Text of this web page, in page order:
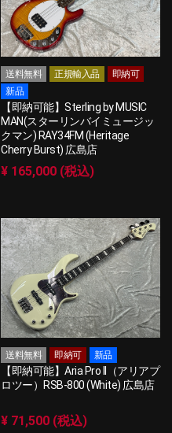
送料無料 正規輸入品
即納可
新品
【即納可能】Sterling by MUSIC
MAN(スターリンバイミュージッ
クマン) RAY34FM (Heritage
Cherry Burst) 広島店
¥ 165,000 (税込)
送料無料 即納可 新品
【即納可能】Aria Pro II（アリアプ
ロツー）RSB-800 (White) 広島店
¥ 71,500 (税込)